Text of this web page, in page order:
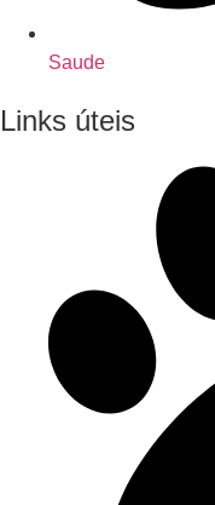
Saude
Links úteis